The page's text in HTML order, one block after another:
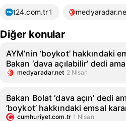
t24.com.tr1
Diğer konular
AYM’nin ‘boykot’ hakkındaki
Bakan ‘dava açılabilir’ dedi
medyaradar.net 2 Nisan
Bakan Bolat ‘dava açın’ dedi
‘boykot’ hakkındaki emsal
cumhuriyet.com.tr 1 Nisan